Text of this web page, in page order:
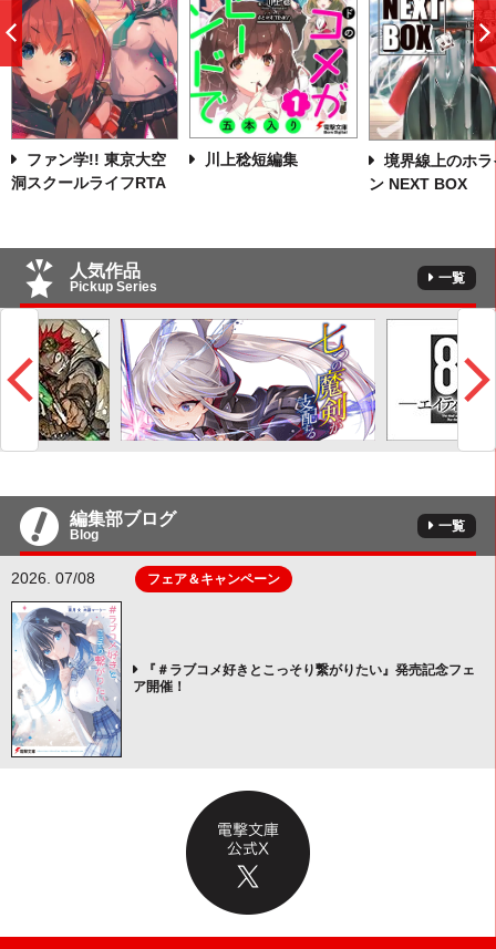
ファン学!! 東京大空
洞スクールライフRTA
川上稔短編集
境界線上のホラ
ン NEXT BOX
前
へ
人気作品
Pickup Series
一覧
編集部ブログ
Blog
一覧
2026. 07/08 フェア＆キャンペーン
『＃ラブコメ好きとこっそり繋がりたい』発売記念フェ
ア開催！